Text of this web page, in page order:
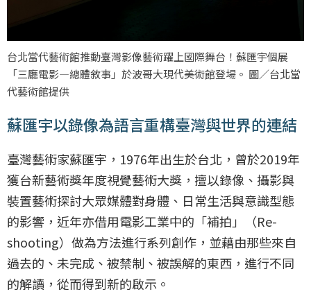
台北當代藝術館推動臺灣影像藝術躍上國際舞台！蘇匯宇個展
「三廳電影—總體敘事」於波哥大現代美術館登場。 圖／台北當
代藝術館提供
蘇匯宇以錄像為語言重構臺灣與世界的連結
臺灣藝術家蘇匯宇，1976年出生於台北，曾於2019年
獲台新藝術獎年度視覺藝術大獎，擅以錄像、攝影與
裝置藝術探討大眾媒體對身體、日常生活與意識型態
的影響，近年亦借用電影工業中的「補拍」（Re-
shooting）做為方法進行系列創作，並藉由那些來自
過去的、未完成、被禁制、被誤解的東西，進行不同
的解讀，從而得到新的啟示。